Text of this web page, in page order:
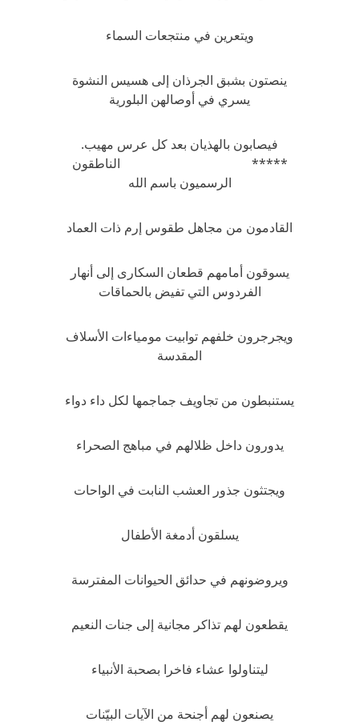
ويتعرين في منتجعات السماء
ينصتون بشبق الجرذان إلى هسيس النشوة
يسري في أوصالهن البلورية
فيصابون بالهذيان بعد كل عرس مهيب.
***** الناطقون
الرسميون باسم الله
القادمون من مجاهل طقوس إرم ذات العماد
يسوقون أمامهم قطعان السكارى إلى أنهار
الفردوس التي تفيض بالحماقات
ويجرجرون خلفهم توابيت مومياءات الأسلاف
المقدسة
يستنبطون من تجاويف جماجمها لكل داء دواء
يدورون داخل ظلالهم في مباهج الصحراء
ويجتثون جذور العشب النابت في الواحات
يسلقون أدمغة الأطفال
ويروضونهم في حدائق الحيوانات المفترسة
يقطعون لهم تذاكر مجانية إلى جنات النعيم
ليتناولوا عشاء فاخرا بصحبة الأنبياء
يصنعون لهم أجنحة من الآيات البيّنات